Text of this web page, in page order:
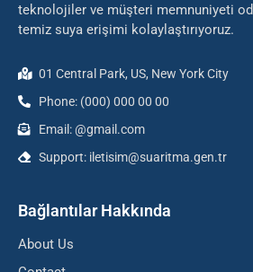
teknolojiler ve müşteri memnuniyeti
temiz suya erişimi kolaylaştırıyoruz.
01 Central Park, US, New York City
Phone: (000) 000 00 00
Email: @gmail.com
Support: iletisim@suaritma.gen.tr
Bağlantılar Hakkında
About Us